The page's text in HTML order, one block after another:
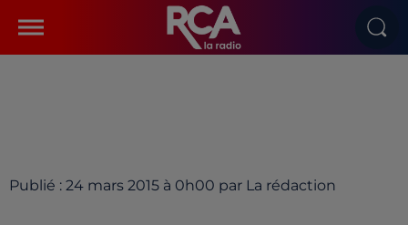
Publié : 24 mars 2015 à 0h00 par La rédaction